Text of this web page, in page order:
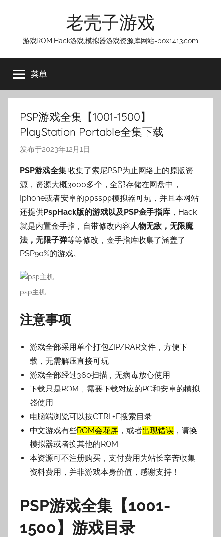
老壳子游戏
游戏ROM,Hack游戏,模拟器游戏资源库网站-box1413.com
菜单
PSP游戏全集【1001-1500】
PlayStation Portable全集下载
发布于2023年12月1日
老
壳
子
PSP游戏全集 收集了索尼PSP为止网络上的原版资
源，资源大概3000多个，全部存储在网盘中，
Iphone或者安卓的ppsspp模拟器可玩，并且本网站
还提供PspHack版的游戏以及PSP金手指库 ，Hack
就是内置金手指，自带修改内容 人物无敌，无限魔
法，无限子弹等等修改，金手指库收集了涵盖了
PSP90%的游戏。
psp主机
注意事项
游戏全部采用单个打包ZIP/RAR文件，方便下
载，无需解压直接可玩
游戏全部经过360扫描，无病毒放心使用
下载只是ROM，需要下载对应的PC和安卓的模拟
器使用
电脑端浏览可以按CTRL+F搜索目录
中文游戏有些ROM会花屏 ，或者出现错误 ，请换
模拟器或者换其他的ROM
本资源可不注册购买，支付费用为站长辛苦收集
资料费用，并非游戏本身价值，感谢支持！
PSP游戏全集【1001-
1500】游戏目录